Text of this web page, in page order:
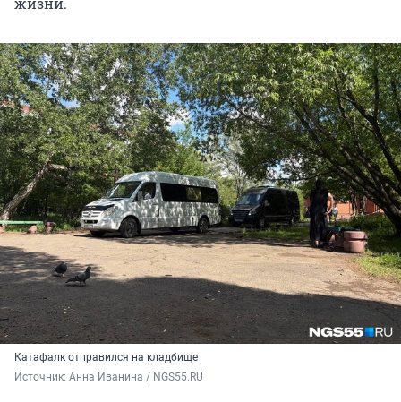
Катафалк отправился на кладбище
Источник: Анна Иванина / NGS55.RU